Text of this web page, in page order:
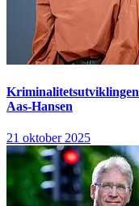
Aas-Hansen
21 oktober 2025